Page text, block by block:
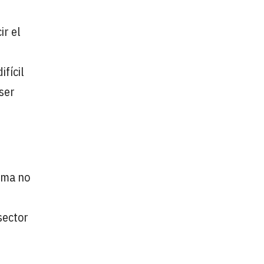
el
no